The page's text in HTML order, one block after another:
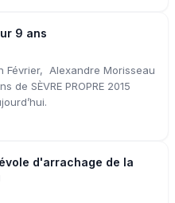
9 ans
Février, Alexandre Morisseau
de SÈVRE PROPRE 2015
d'arrachage de la